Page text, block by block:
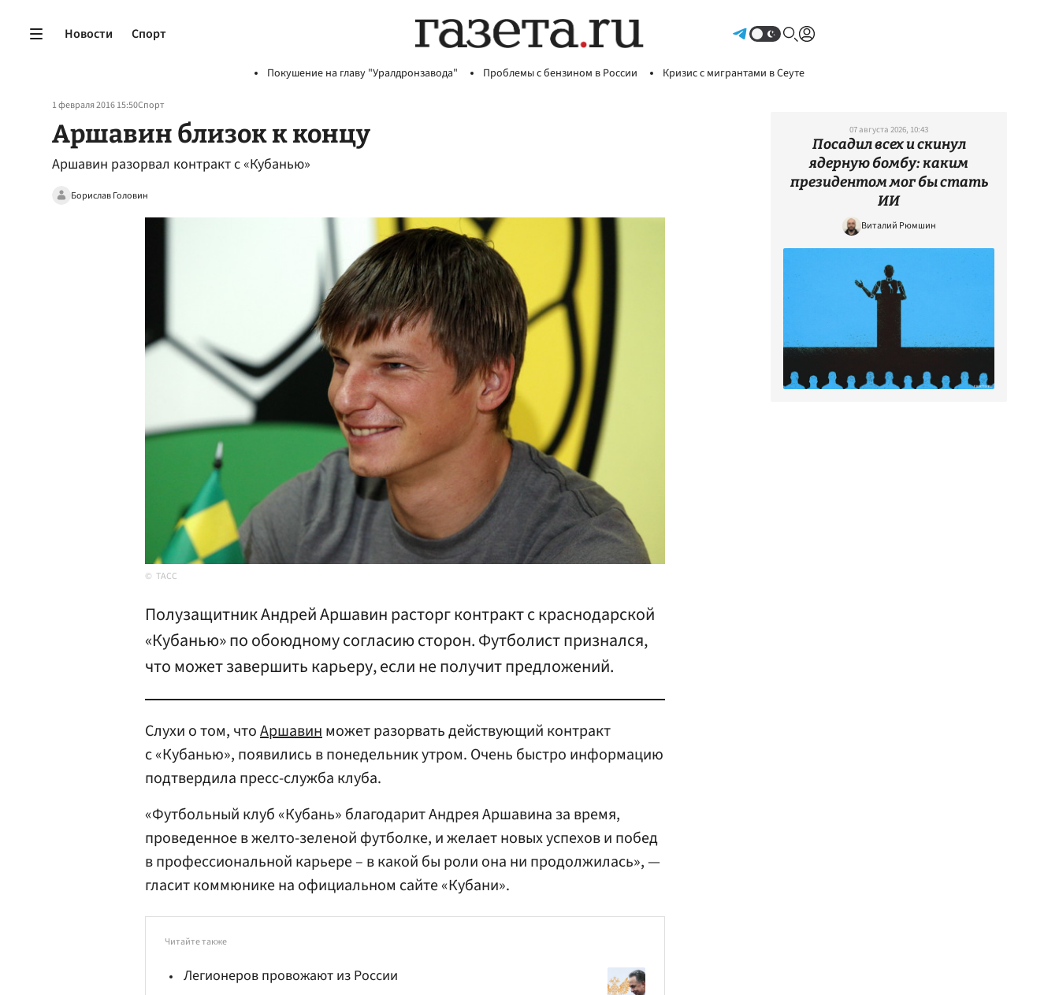
Новости Спорт
Покушение на главу "Уралдронзавода" Проблемы с бензином в России Кризис с мигрантами в Сеуте
1 февраля 2016 15:50Спорт
Аршавин близок к концу
Аршавин разорвал контракт с «Кубанью»
Борислав Головин
ТАСС
Полузащитник Андрей Аршавин расторг контракт с краснодарской
«Кубанью» по обоюдному согласию сторон. Футболист признался,
что может завершить карьеру, если не получит предложений.
Слухи о том, чтоАршавинможет разорвать действующий контракт
с «Кубанью», появились в понедельник утром. Очень быстро информацию
подтвердила пресс-служба клуба.
«Футбольный клуб «Кубань» благодарит Андрея Аршавина за время,
проведенное в желто-зеленой футболке, и желает новых успехов и побед
в профессиональной карьере – в какой бы роли она ни продолжилась», —
гласит коммюнике на официальном сайте «Кубани».
Читайте также
Легионеров провожают из России
07 августа 2026, 10:43
Посадил всех и скинул
ядерную бомбу: каким
президентом мог бы стать
ИИ
Виталий Рюмшин